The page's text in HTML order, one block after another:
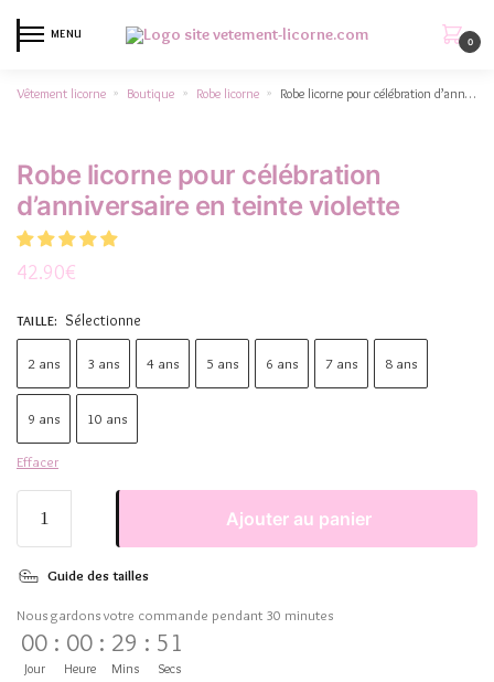
MENU
0
Vêtement licorne » Boutique » Robe licorne » Robe licorne pour célébration d’anniversaire en teinte violette
Robe licorne pour célébration
d’anniversaire en teinte violette
42.90€
TAILLE: Sélectionne
2 ans 3 ans 4 ans 5 ans 6 ans 7 ans 8 ans
9 ans 10 ans
Effacer
Ajouter au panier
Guide des tailles
Nous gardons votre commande pendant 30 minutes
00
Jour
: 00
Heure
: 29
Mins
: 51
Secs